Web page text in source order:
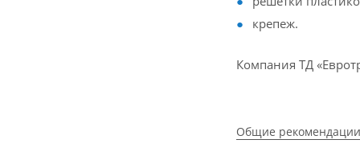
крепеж.
Компания ТД
Общие